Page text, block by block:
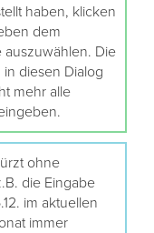
haben, klicken
dem
auszuwählen. Die
diesen Dialog
mehr alle
ohne
die Eingabe
im aktuellen
immer